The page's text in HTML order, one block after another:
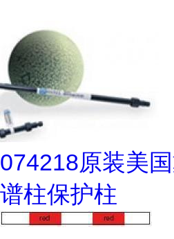
074218原装美
谱柱保护柱